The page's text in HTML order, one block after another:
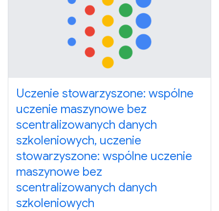
Uczenie stowarzyszone: wspólne
uczenie maszynowe bez
scentralizowanych danych
szkoleniowych, uczenie
stowarzyszone: wspólne uczenie
maszynowe bez
scentralizowanych danych
szkoleniowych